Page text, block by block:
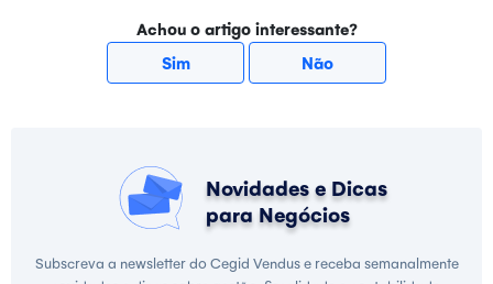
Achou o artigo interessante?
Sim
Não
Novidades e Dicas
para Negócios
Subscreva a newsletter do Cegid Vendus e receba semanalmente